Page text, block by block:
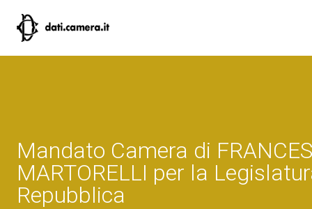
Mandato Camera di
MARTORELLI per la
Repubblica